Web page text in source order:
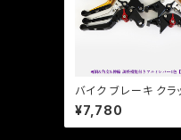
バイク ブレーキ クラ
ー 左右セット バリオ
ー ZRX ZZ-R エスト
【a378】 可倒&角度
¥7,780